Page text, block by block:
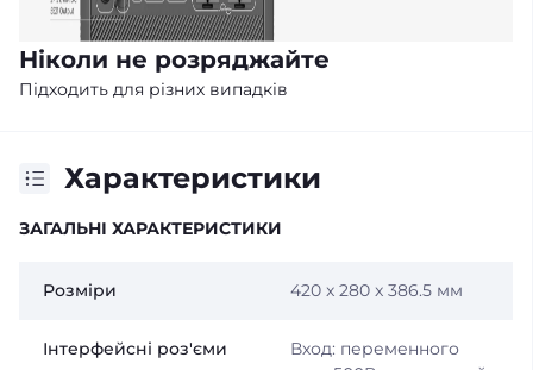
Ніколи не розряджайте
Підходить для різних випадків
Характеристики
ЗАГАЛЬНІ ХАРАКТЕРИСТИКИ
Розміри 420 x 280 x 386.5 мм
Інтерфейсні роз'єми
Вход: переменного